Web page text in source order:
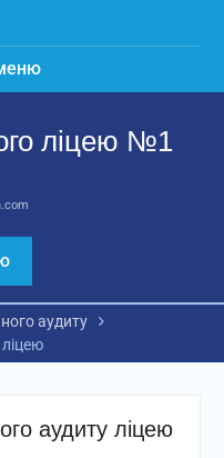
ліцею №1
аудиту
аудиту ліцею